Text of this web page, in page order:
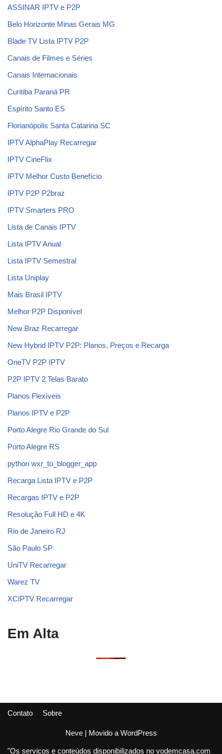
ASSINAR IPTV e P2P
Belo Horizonte Minas Gerais MG
Blade TV Lista IPTV P2P
Canais de Filmes e Séries
Canais Internacionais
Curitiba Paraná PR
Espírito Santo ES
Florianópolis Santa Catarina SC
IPTV AlphaPlay Recarregar
IPTV CineFlix
IPTV Melhor Custo Benefício
IPTV P2P P2braz
IPTV Smarters PRO
Lista de Canais IPTV
Lista IPTV Anual
Lista IPTV Semestral
Lista Uniplay
Mais Brasil IPTV
Melhor P2P Disponível
New Braz Recarregar
New Hybrid IPTV P2P: Planos, Preços e Recarga
OneTV P2P IPTV
P2P IPTV 2 Telas Barato
Planos Flexíveis
Planos IPTV e P2P
Porto Alegre Rio Grande do Sul
Porto Alegre RS
python wxr_to_blogger_app
Recarga Lista IPTV e P2P
Recargas IPTV e P2P
Resolução Full HD e 4K
Rio de Janeiro RJ
São Paulo SP
UniTV Recarregar
Warez TV
XCIPTV Recarregar
Em Alta
Contato Sobre
Neve| Movido a WordPress
"Os serviços e conteúdos disponibilizados no vodemcasa.com